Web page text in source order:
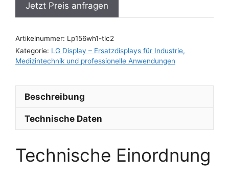
Jetzt Preis anfragen
Artikelnummer: Lp156wh1-tlc2
Kategorie: LG Display – Ersatzdisplays für Industrie,
Medizintechnik und professionelle Anwendungen
Beschreibung
Technische Daten
Technische Einordnung